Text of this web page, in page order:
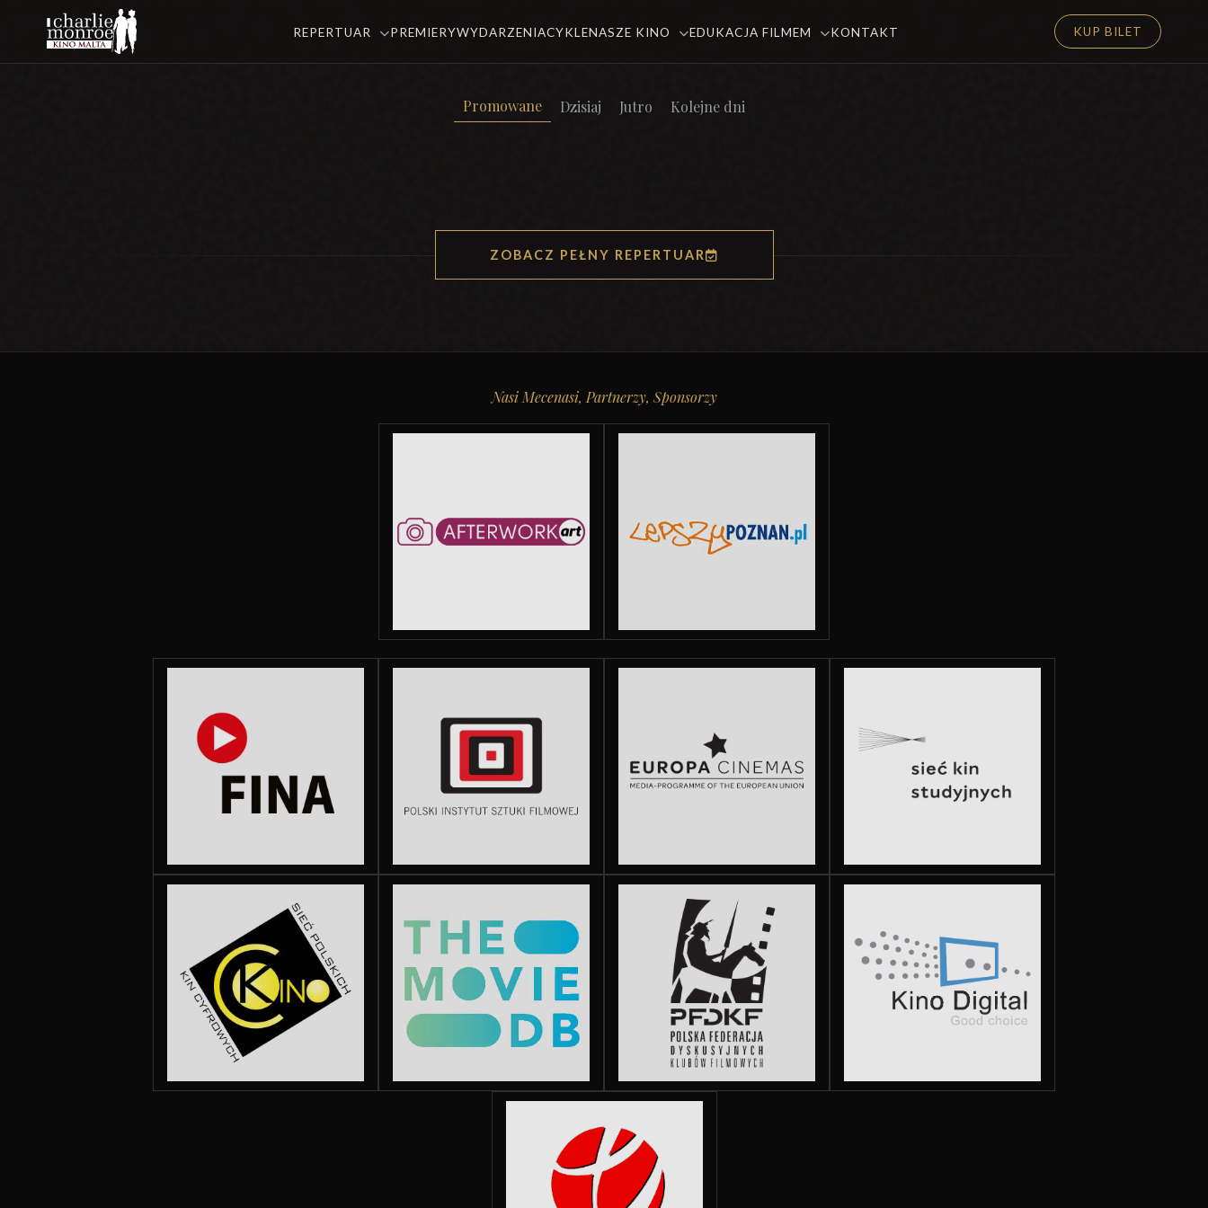
REPERTUAR PREMIERYWYDARZENIACYKLENASZE KINO EDUKACJA FILMEM KONTAKT KUP BILET
Promowane Dzisiaj Jutro Kolejne dni
ZOBACZ PEŁNY REPERTUAR
Nasi Mecenasi, Partnerzy, Sponsorzy